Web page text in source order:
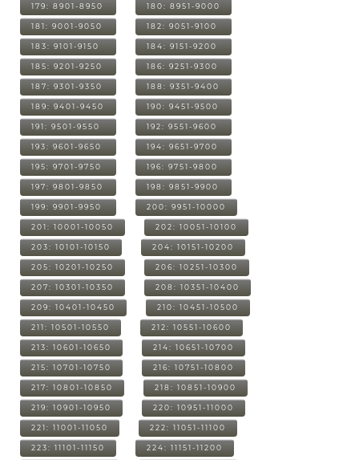
179: 8901-8950 180: 8951-9000
181: 9001-9050 182: 9051-9100
183: 9101-9150 184: 9151-9200
185: 9201-9250 186: 9251-9300
187: 9301-9350 188: 9351-9400
189: 9401-9450 190: 9451-9500
191: 9501-9550 192: 9551-9600
193: 9601-9650 194: 9651-9700
195: 9701-9750 196: 9751-9800
197: 9801-9850 198: 9851-9900
199: 9901-9950 200: 9951-10000
201: 10001-10050 202: 10051-10100
203: 10101-10150 204: 10151-10200
205: 10201-10250 206: 10251-10300
207: 10301-10350 208: 10351-10400
209: 10401-10450 210: 10451-10500
211: 10501-10550 212: 10551-10600
213: 10601-10650 214: 10651-10700
215: 10701-10750 216: 10751-10800
217: 10801-10850 218: 10851-10900
219: 10901-10950 220: 10951-11000
221: 11001-11050 222: 11051-11100
223: 11101-11150 224: 11151-11200